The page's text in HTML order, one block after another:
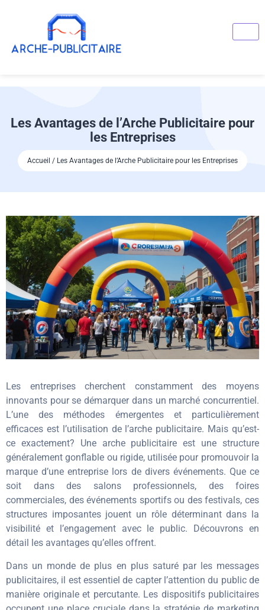
Les Avantages de l’Arche Publicitaire pour
les Entreprises
Accueil / Les Avantages de l’Arche Publicitaire pour les Entreprises
Les entreprises cherchent constamment des moyens
innovants pour se démarquer dans un marché concurrentiel.
L’une des méthodes émergentes et particulièrement
efficaces est l’utilisation de l’arche publicitaire. Mais qu’est-
ce exactement? Une arche publicitaire est une structure
généralement gonflable ou rigide, utilisée pour promouvoir la
marque d’une entreprise lors de divers événements. Que ce
soit dans des salons professionnels, des foires
commerciales, des événements sportifs ou des festivals, ces
structures imposantes jouent un rôle déterminant dans la
visibilité et l’engagement avec le public. Découvrons en
détail les avantages qu’elles offrent.
Dans un monde de plus en plus saturé par les messages
publicitaires, il est essentiel de capter l’attention du public de
manière originale et percutante. Les dispositifs publicitaires